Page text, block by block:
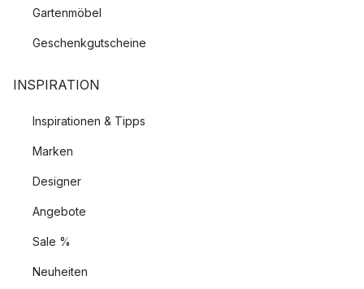
Gartenmöbel
Geschenkgutscheine
INSPIRATION
Inspirationen & Tipps
Marken
Designer
Angebote
Sale %
Neuheiten